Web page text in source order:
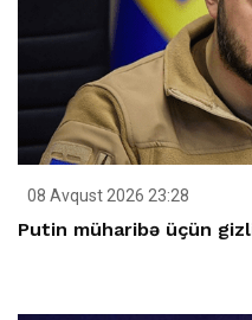
08 Avqust 2026 23:28
Putin müharibə üçün